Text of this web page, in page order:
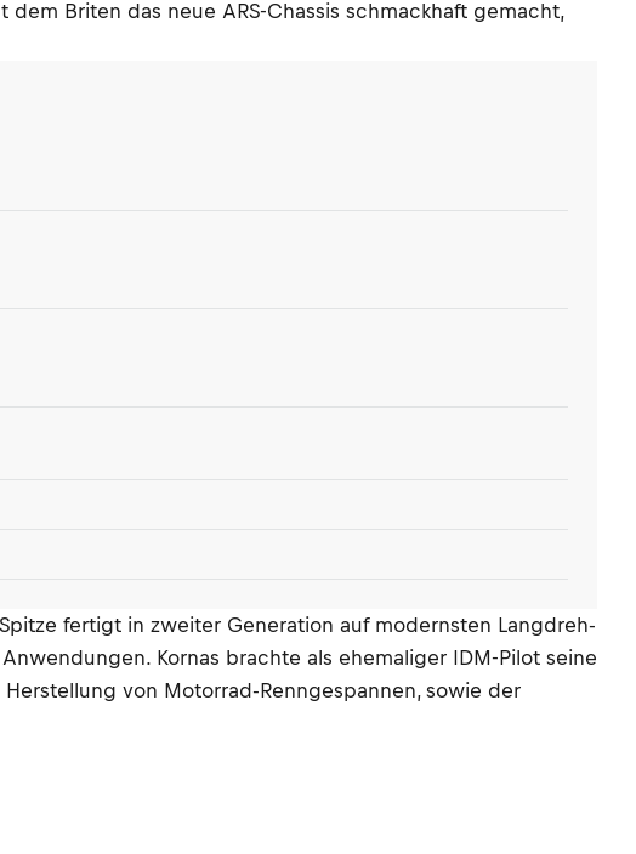
Briten das neue ARS-Chassis schmackhaft gemacht,
fertigt in zweiter Generation auf modernsten Langdreh-
Kornas brachte als ehemaliger IDM-Pilot seine
von Motorrad-Renngespannen, sowie der